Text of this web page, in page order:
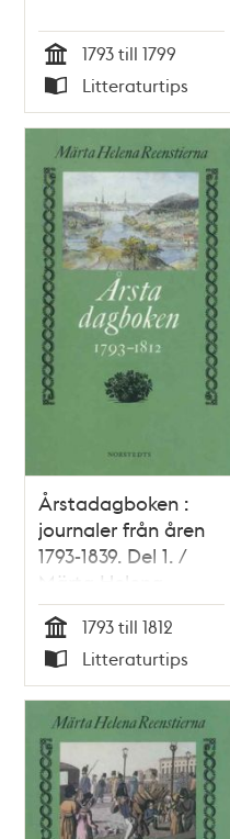
Tid
1793 till 1799
Typ
Litteraturtips
Årstadagboken :
journaler från åren
1793-1839. Del 1. /
Märta Helena
Reenstierna
Tid
1793 till 1812
Typ
Litteraturtips